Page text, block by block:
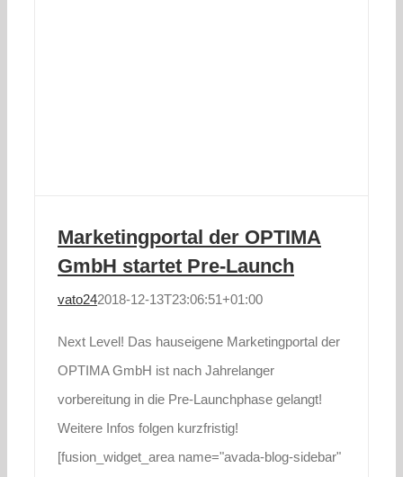
Marketingportal der OPTIMA
GmbH startet Pre-Launch
vato242018-12-13T23:06:51+01:00
Next Level! Das hauseigene Marketingportal der
OPTIMA GmbH ist nach Jahrelanger
vorbereitung in die Pre-Launchphase gelangt!
Weitere Infos folgen kurzfristig!
[fusion_widget_area name="avada-blog-sidebar"